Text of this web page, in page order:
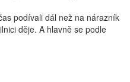
podívali dál než na nárazník
děje. A hlavně se podle